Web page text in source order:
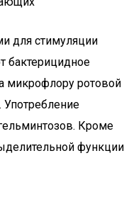
для стимуляции
бактерицидное
микрофлору ротовой
Употребление
Кроме
функции